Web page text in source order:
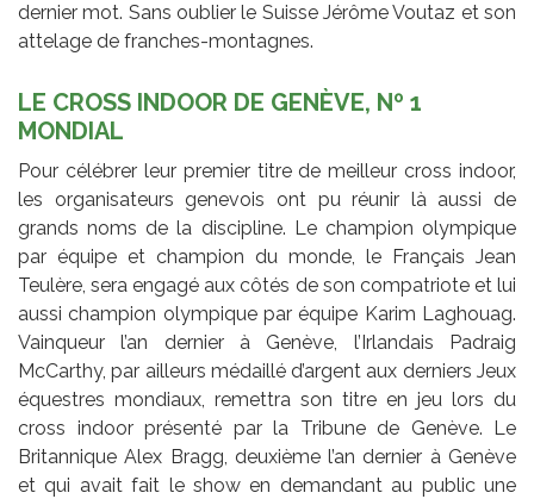
dernier mot. Sans oublier le Suisse Jérôme Voutaz et son
attelage de franches-montagnes.
LE CROSS INDOOR DE GENÈVE, Nº 1
MONDIAL
Pour célébrer leur premier titre de meilleur cross indoor,
les organisateurs genevois ont pu réunir là aussi de
grands noms de la discipline. Le champion olympique
par équipe et champion du monde, le Français Jean
Teulère, sera engagé aux côtés de son compatriote et lui
aussi champion olympique par équipe Karim Laghouag.
Vainqueur l’an dernier à Genève, l’Irlandais Padraig
McCarthy, par ailleurs médaillé d’argent aux derniers Jeux
équestres mondiaux, remettra son titre en jeu lors du
cross indoor présenté par la Tribune de Genève. Le
Britannique Alex Bragg, deuxième l’an dernier à Genève
et qui avait fait le show en demandant au public une